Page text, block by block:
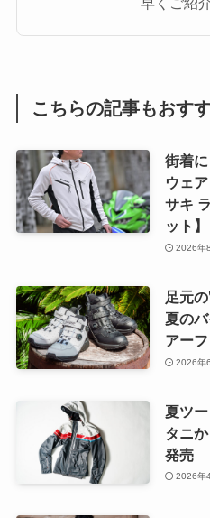
こちらの記事もおす
街着
ウェ
サキ
ット】
2026年
足元
夏の
アー
2026年
夏ツ
タニ
発売
2026年